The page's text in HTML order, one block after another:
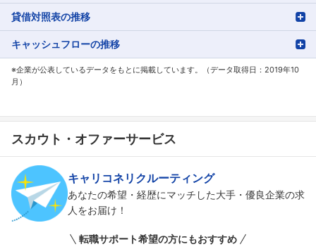
貸借対照表の推移
キャッシュフローの推移
※企業が公表しているデータをもとに掲載しています。（データ取得日：2019年10
月）
スカウト・オファーサービス
キャリコネリクルーティング
あなたの希望・経歴にマッチした大手・優良企業の求
人をお届け！
転職サポート希望の方にもおすすめ